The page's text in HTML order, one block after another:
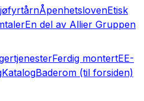
ÅpenhetslovenEtisk
En del av Allier Gruppen
Ferdig montertEE-
KatalogBaderom (til forsiden)